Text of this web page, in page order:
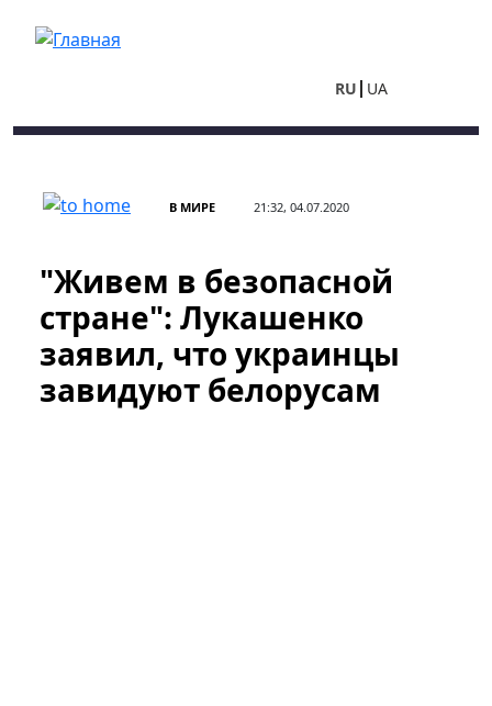
RU UA
В МИРЕ 21:32, 04.07.2020
"Живем в безопасной
стране": Лукашенко
заявил, что украинцы
завидуют белорусам